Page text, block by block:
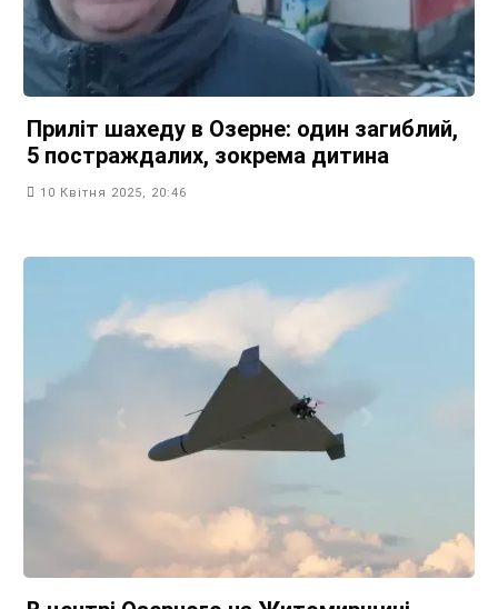
Приліт шахеду в Озерне: один загиблий,
5 постраждалих, зокрема дитина
10 Квітня 2025, 20:46